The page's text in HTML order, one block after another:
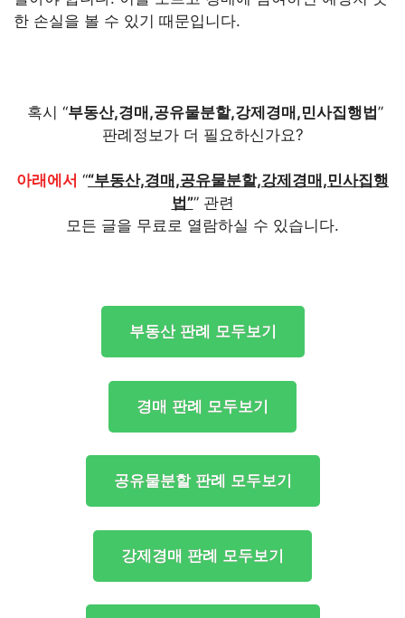
한 손실을 볼 수 있기 때문입니다.
혹시 “부동산,경매,공유물분할,강제경매,민사집행법”
판례정보가 더 필요하신가요?
아래에서 ““부동산,경매,공유물분할,강제경매,민사집행
법”” 관련
모든 글을 무료로 열람하실 수 있습니다.
부동산 판례 모두보기
경매 판례 모두보기
공유물분할 판례 모두보기
강제경매 판례 모두보기